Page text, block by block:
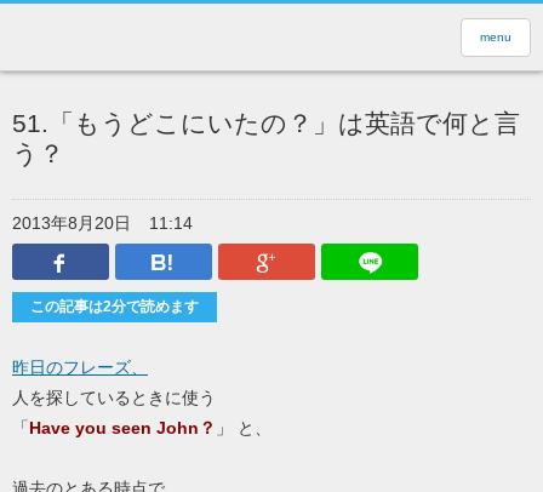
menu
51.「もうどこにいたの？」は英語で何と言
う？
2013年8月20日
11:14
Facebook
はてなブックマークGoogle Plus
この記事は2分で読めます
昨日のフレーズ、
人を探しているときに使う
「Have you seen John？ 」 と、